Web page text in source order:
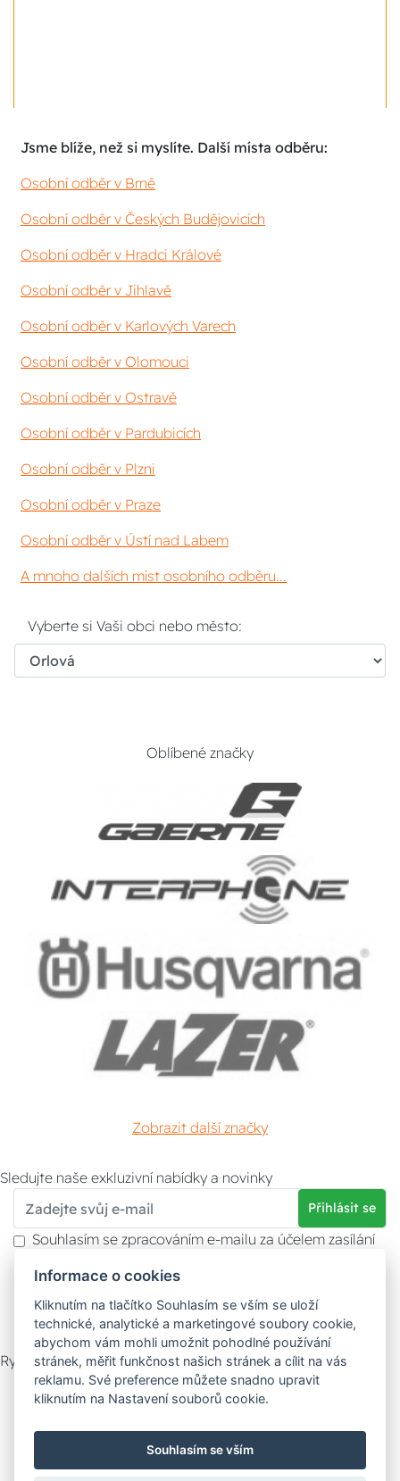
Jsme blíže, než si myslíte. Další místa odběru:
Osobní odběr v Brně
Osobní odběr v Českých Budějovicích
Osobní odběr v Hradci Králové
Osobní odběr v Jihlavě
Osobní odběr v Karlových Varech
Osobní odběr v Olomouci
Osobní odběr v Ostravě
Osobní odběr v Pardubicích
Osobní odběr v Plzni
Osobní odběr v Praze
Osobní odběr v Ústí nad Labem
A mnoho dalších míst osobního odběru...
Vyberte si Vaši obci nebo město:
Oblíbené značky
Zobrazit další značky
Sledujte naše exkluzivní nabídky a novinky
Přihlásit se
Souhlasím se zpracováním e-mailu za účelem zasílání
Více informací naleznete v
údajů . Souhlas můžete kdykoliv odvolat.
Rychlý kontakt
Zákaznický servis Vyzvednutí zboží
Informace o cookies
Kliknutím na tlačítko Souhlasím se vším se uloží
technické, analytické a marketingové soubory cookie,
abychom vám mohli umožnit pohodlné používání
stránek, měřit funkčnost našich stránek a cílit na vás
reklamu. Své preference můžete snadno upravit
kliknutím na Nastavení souborů cookie.
Souhlasím se vším